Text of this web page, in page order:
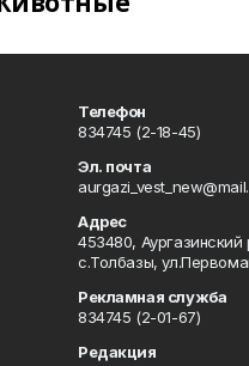
Телефон
834745 (2-18-45)
Эл. почта
Адрес
453480, Аургазинский
с.Толбазы,
Рекламная служба
834745 (2-01-67)
Редакция